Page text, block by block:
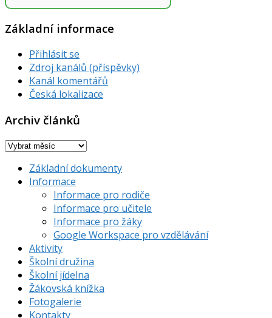
Základní informace
Přihlásit se
Zdroj kanálů (příspěvky)
Kanál komentářů
Česká lokalizace
Archiv článků
Archiv
Základní dokumenty
Informace
Informace pro rodiče
Informace pro učitele
Informace pro žáky
Google Workspace pro vzdělávání
Aktivity
Školní družina
Školní jídelna
Žákovská knížka
Fotogalerie
Kontakty